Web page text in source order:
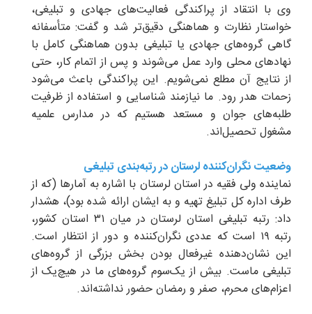
وی با انتقاد از پراکندگی فعالیت‌های جهادی و تبلیغی،
خواستار نظارت و هماهنگی دقیق‌تر شد و گفت: متأسفانه
گاهی گروه‌های جهادی یا تبلیغی بدون هماهنگی کامل با
نهادهای محلی وارد عمل می‌شوند و پس از اتمام کار، حتی
از نتایج آن مطلع نمی‌شویم. این پراکندگی باعث می‌شود
زحمات هدر رود. ما نیازمند شناسایی و استفاده از ظرفیت
طلبه‌های جوان و مستعد هستیم که در مدارس علمیه
مشغول تحصیل‌اند.
وضعیت نگران‌کننده لرستان در رتبه‌بندی تبلیغی
نماینده ولی فقیه در استان لرستان با اشاره به آمارها (که از
طرف اداره کل تبلیغ تهیه و به ایشان ارائه شده بود)، هشدار
داد: رتبه تبلیغی استان لرستان در میان ۳۱ استان کشور،
رتبه ۱۹ است که عددی نگران‌کننده و دور از انتظار است.
این نشان‌دهنده غیرفعال بودن بخش بزرگی از گروه‌های
تبلیغی ماست. بیش از یک‌سوم گروه‌های ما در هیچ‌یک از
اعزام‌های محرم، صفر و رمضان حضور نداشته‌اند.